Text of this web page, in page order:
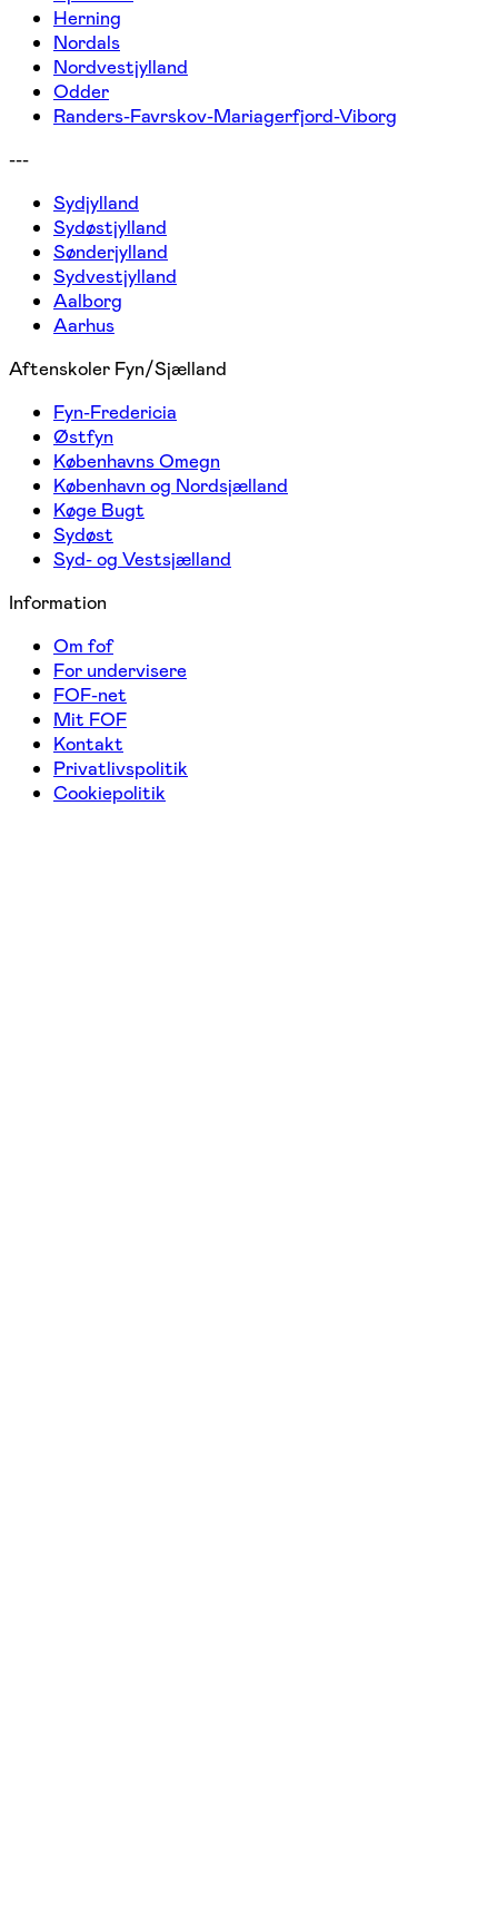
Herning
Nordals
Nordvestjylland
Odder
Randers-Favrskov-Mariagerfjord-Viborg
---
Sydjylland
Sydøstjylland
Sønderjylland
Sydvestjylland
Aalborg
Aarhus
Aftenskoler Fyn/Sjælland
Fyn-Fredericia
Østfyn
Københavns Omegn
København og Nordsjælland
Køge Bugt
Sydøst
Syd- og Vestsjælland
Information
Om fof
For undervisere
FOF-net
Mit FOF
Kontakt
Privatlivspolitik
Cookiepolitik